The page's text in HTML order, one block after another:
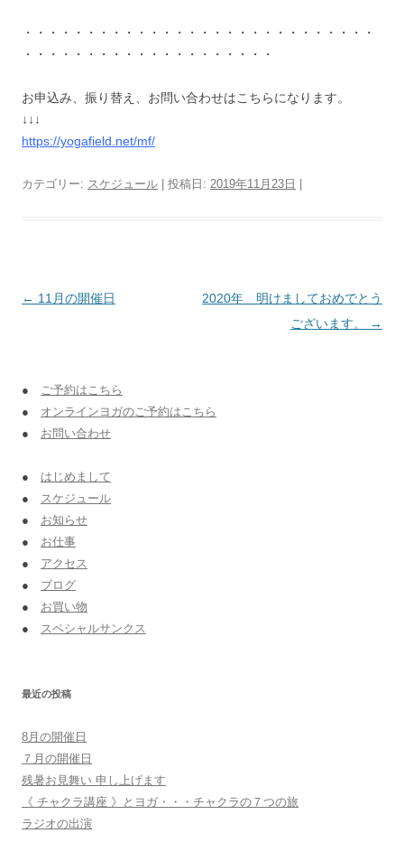
・・・・・・・・・・・・・・・・・・・・・・・・・・・・
・・・・・・・・・・・・・・・・・・・・
お申込み、振り替え、お問い合わせはこちらになります。
↓↓↓
https://yogafield.net/mf/
カテゴリー: スケジュール | 投稿日: 2019年11月23日
投稿ナビゲーション
← 11月の開催日
2020年 明けましておめでとう
ございます。
→
● ご予約はこちら
● オンラインヨガのご予約はこちら
● お問い合わせ
● はじめまして
● スケジュール
● お知らせ
● お仕事
● アクセス
● ブログ
● お買い物
● スペシャルサンクス
最近の投稿
8月の開催日
７月の開催日
残暑お見舞い 申し上げます
《 チャクラ講座 》とヨガ・・・チャクラの７つの旅
ラジオの出演